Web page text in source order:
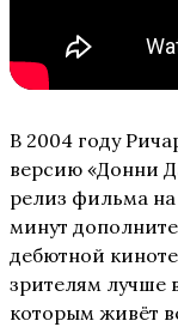
В 2004 году
версию «Донни
релиз фильма
минут
дебютной
зрителям лучше
которым живёт